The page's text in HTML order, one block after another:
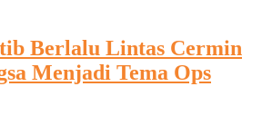
Berlalu Lintas Cermin
Menjadi Tema Ops